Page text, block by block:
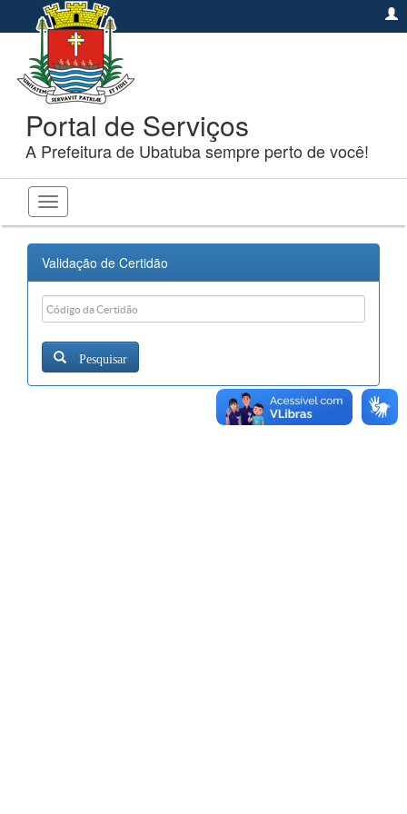
Portal de Serviços
A Prefeitura de Ubatuba sempre perto de você!
Toggle
navigation
Validação de Certidão
Pesquisar